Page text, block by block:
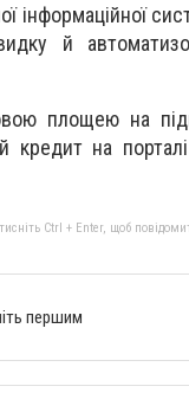
інформаційної
й
площею на
кредит на
Ctrl + Enter, щоб
першим